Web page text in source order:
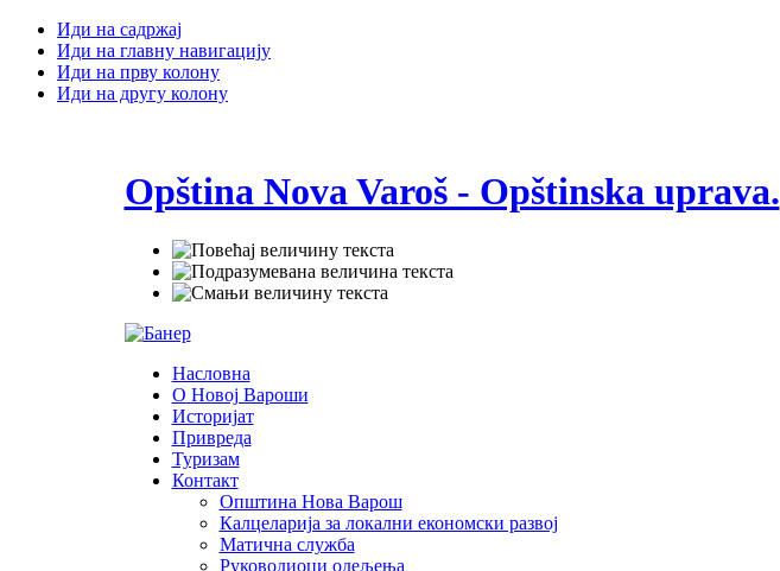
Иди на садржај
Иди на главну навигацију
Иди на прву колону
Иди на другу колону
Opština Nova Varoš - Opštinska uprava.
Насловна
О Новој Вароши
Историјат
Привреда
Туризам
Контакт
Општина Нова Варош
Калцеларија за локални економски развој
Матична служба
Руководиоци одељења